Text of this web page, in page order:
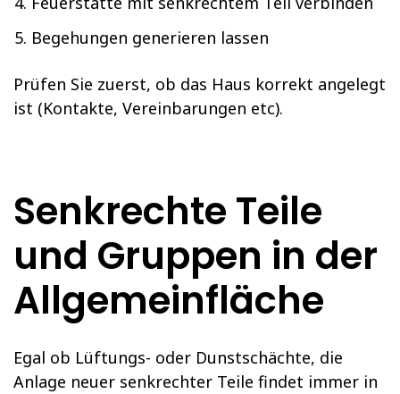
Begehungen generieren lassen
Prüfen Sie zuerst, ob das Haus korrekt angelegt
ist (Kontakte, Vereinbarungen etc).
Senkrechte Teile
und Gruppen in der
Allgemeinfläche
Egal ob Lüftungs- oder Dunstschächte, die
Anlage neuer senkrechter Teile findet immer in